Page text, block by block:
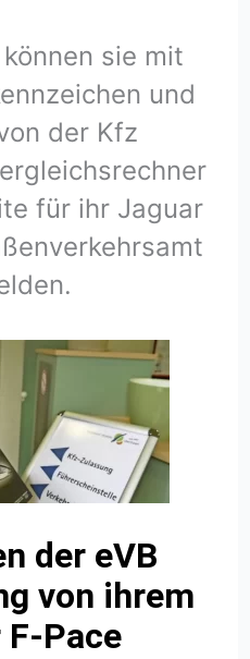
sie mit
und
der Kfz
für ihr Jaguar
der eVB
von ihrem
Pace